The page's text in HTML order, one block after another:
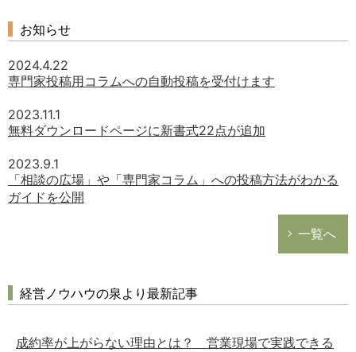
お知らせ
2024.4.22
専門家投稿用コラムへの自動投稿を受付けます
2023.11.1
無料ダウンロードページに新書式22点が追加
2023.9.1
「相談の広場」や「専門家コラム」への投稿方法がわかる
ガイドを公開
一覧へ
経営ノウハウの泉より最新記事
成約率が上がらない理由とは？ 営業現場で実践できる